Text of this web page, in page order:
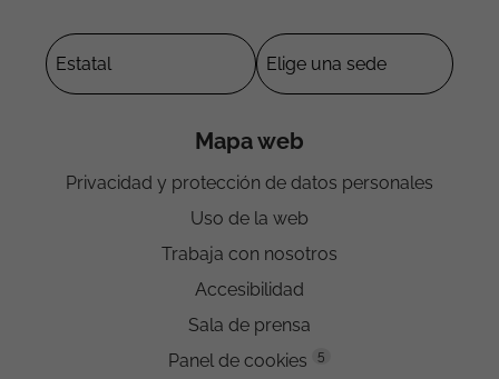
Mapa web
Privacidad y protección de datos personales
Uso de la web
Trabaja con nosotros
Accesibilidad
Sala de prensa
Panel de cookies
5